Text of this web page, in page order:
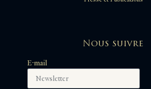
Nous suivre
E-mail